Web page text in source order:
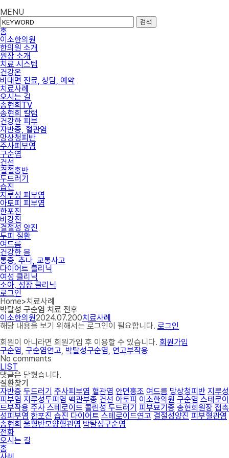
MENU
검색
홈
이소한의원
한의원 소개
원장 소개
치료 시스템
건강온
비대면 진료, 상담, 예약
치료사례
오시는 길
송현희TV
송현희 칼럼
건강한 피부
자반증, 혈관염
망상청피반
주사피부염
구순염
건선
결절홍반
두드러기
습진
지루성 피부염
아토피 피부염
한포진
비강진
결절성 양진
두피 질환
여드름
건강한 몸
통증, 추나, 교통사고
다이어트 클리닉
여성 클리닉
소아, 성장 클리닉
로그인
Home>치료사례
박탈성 구순염 치료 전후
이소한의원2024.07.200치료사례
해당 내용을 보기 위해서는 로그인이 필요합니다. 로그인
회원이 아니라면 회원가입 후 이용할 수 있습니다. 회원가입
구순염, 구순염연고, 박탈성구순염, 연고부작용
No comments
LIST
댓글은 닫혔습니다.
질환찾기
자반증 두드러기 주사피부염 혈관염 안면홍조 여드름 망상청피반 지루성
피부염 지루성두피염 맥관부종 건선 아토피 이소한의원 구순염 스테로이
드부작용 주사 스테로이드 콜린성 두드러기 피부묘기증 송현희원장 접촉
성피부염 한포진 습진 다이어트 스테로이드연고 결절성양진 피부혈관염
송현희 울혈반모양혈관염 박탈성구순염
전화
오시는 길
홈